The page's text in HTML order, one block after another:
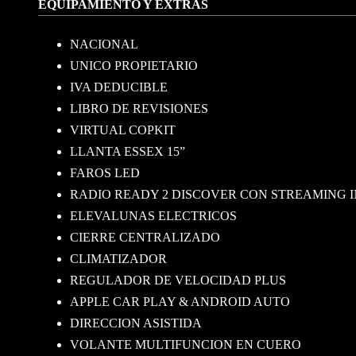
EQUIPAMIENTO Y EXTRAS
NACIONAL
UNICO PROPIETARIO
IVA DEDUCIBLE
LIBRO DE REVISIONES
VIRTUAL COPKIT
LLANTA ESSEX 15”
FAROS LED
RADIO READY 2 DISCOVER CON STREAMING
ELEVALUNAS ELECTRICOS
CIERRE CENTRALIZADO
CLIMATIZADOR
REGULADOR DE VELOCIDAD PLUS
APPLE CAR PLAY & ANDROID AUTO
DIRECCION ASISTIDA
VOLANTE MULTIFUNCION EN CUERO